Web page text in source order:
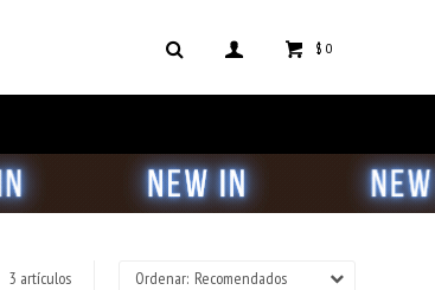
$ 0
3 artículos Recomendados